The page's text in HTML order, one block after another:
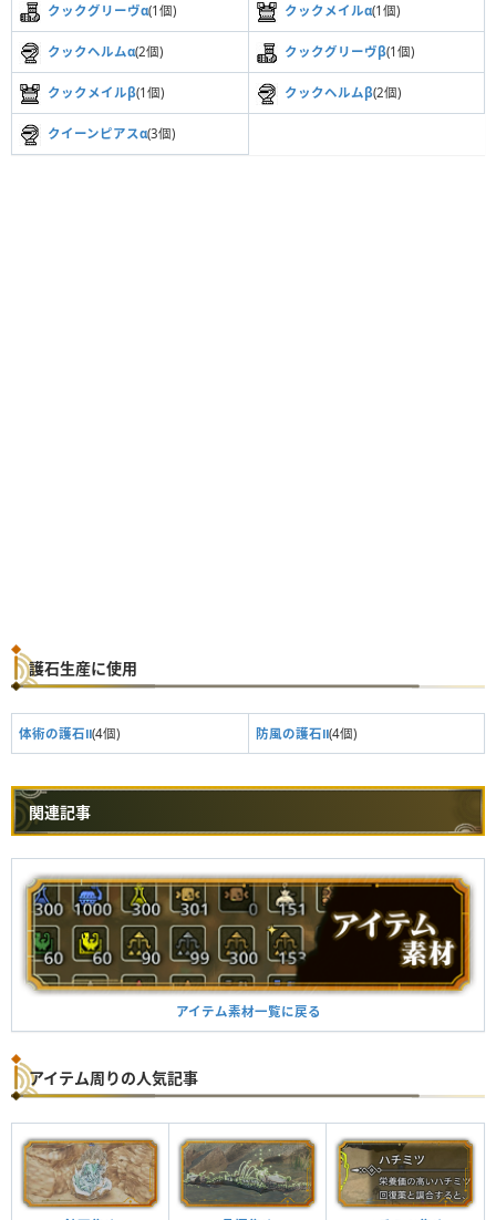
クックグリーヴα(1個) クックメイルα(1個)
クックヘルムα(2個) クックグリーヴβ(1個)
クックメイルβ(1個) クックヘルムβ(2個)
クイーンピアスα(3個)
護石生産に使用
体術の護石Ⅱ(4個) 防風の護石Ⅱ(4個)
関連記事
アイテム素材一覧に戻る
アイテム周りの人気記事